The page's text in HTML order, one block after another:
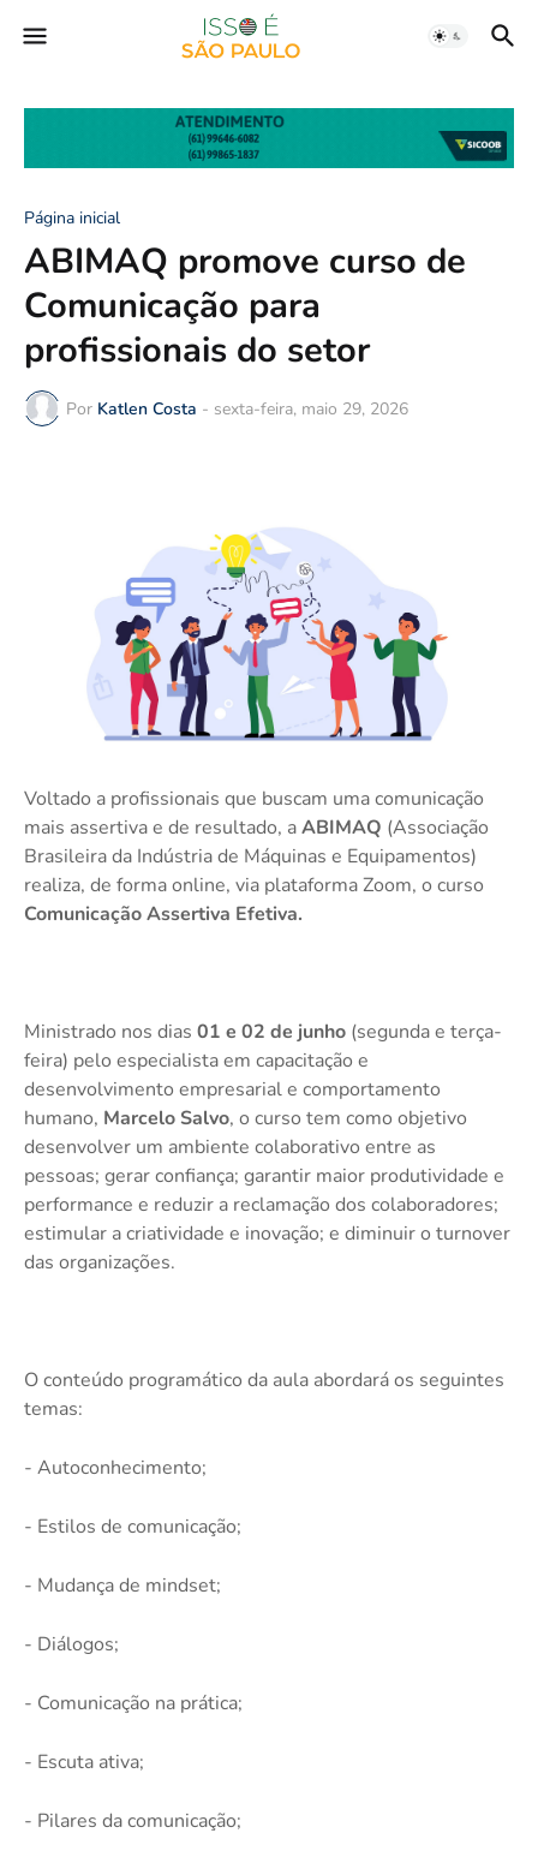
Página inicial
ABIMAQ promove curso de
Comunicação para
profissionais do setor
Por Katlen Costa - sexta-feira, maio 29, 2026
Voltado a profissionais que buscam uma comunicação
mais assertiva e de resultado, aABIMAQ (Associação
Brasileira da Indústria de Máquinas e Equipamentos)
realiza, de forma online, via plataforma Zoom, o curso
Comunicação Assertiva Efetiva.
Ministrado nos dias 01 e 02 de junho (segunda e terça-
feira) pelo especialista em capacitação e
desenvolvimento empresarial e comportamento
humano, Marcelo Salvo, o curso tem como objetivo
desenvolver um ambiente colaborativo entre as
pessoas; gerar confiança; garantir maior produtividade e
performance e reduzir a reclamação dos colaboradores;
estimular a criatividade e inovação; e diminuir o turnover
das organizações.
O conteúdo programático da aula abordará os seguintes
temas:
- Autoconhecimento;
- Estilos de comunicação;
- Mudança de mindset;
- Diálogos;
- Comunicação na prática;
- Escuta ativa;
- Pilares da comunicação;